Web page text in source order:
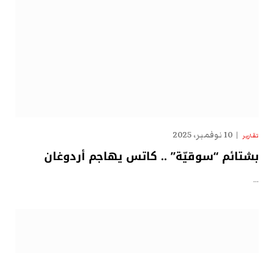
تقارير 10 نوفمبر، 2025
بشتائم “سوقيّة” .. كاتس يهاجم أردوغان
…